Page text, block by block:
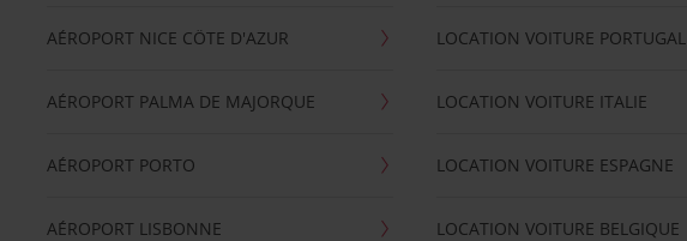
AÉROPORT NICE CÖTE D'AZUR
AÉROPORT PALMA DE MAJORQUE
AÉROPORT PORTO
AÉROPORT LISBONNE
LOCATION VOITURE PORTUGAL
LOCATION VOITURE ITALIE
LOCATION VOITURE ESPAGNE
LOCATION VOITURE BELGIQUE